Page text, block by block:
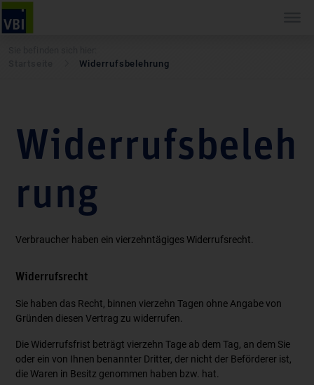
Widerrufsbelehrung
Widerrufsbeleh
rung
Verbraucher haben ein vierzehntägiges Widerrufsrecht.
Widerrufsrecht
Sie haben das Recht, binnen vierzehn Tagen ohne Angabe von
Gründen diesen Vertrag zu widerrufen.
Die Widerrufsfrist beträgt vierzehn Tage ab dem Tag, an dem Sie
oder ein von Ihnen benannter Dritter, der nicht der Beförderer ist,
die Waren in Besitz genommen haben bzw. hat.